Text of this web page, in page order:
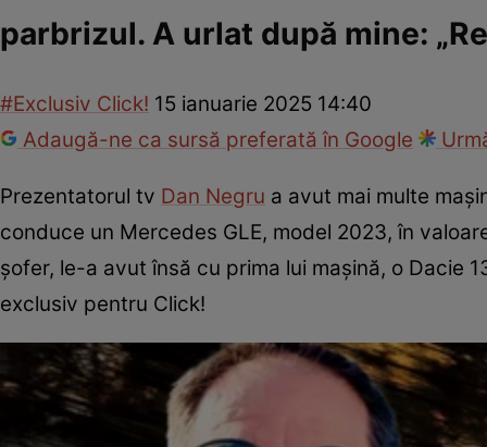
parbrizul. A urlat după mine:
#Exclusiv Click! 15 ianuarie 2025 14:40
Adaugă-ne ca sursă preferată în Google
Prezentatorul tv Dan Negru a avut mai multe
conduce un Mercedes GLE, model 2023, în
șofer, le-a avut însă cu prima lui mașină, o Dacie
exclusiv pentru Click!